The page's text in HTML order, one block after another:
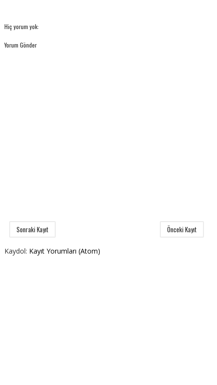
Hiç yorum yok:
Yorum Gönder
Sonraki Kayıt Önceki Kayıt
Kaydol: Kayıt Yorumları (Atom)